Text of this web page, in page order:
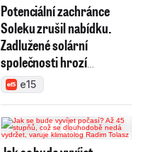
Potenciální zachránce
Soleku zrušil nabídku.
Zadlužené solární
společnosti hrozí
konkurz
e15